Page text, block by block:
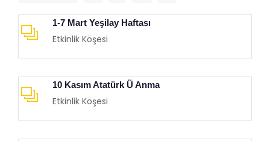
1-7 Mart Yeşilay Haftası
Etkinlik Köşesi
10 Kasım Atatürk Ü Anma
Etkinlik Köşesi